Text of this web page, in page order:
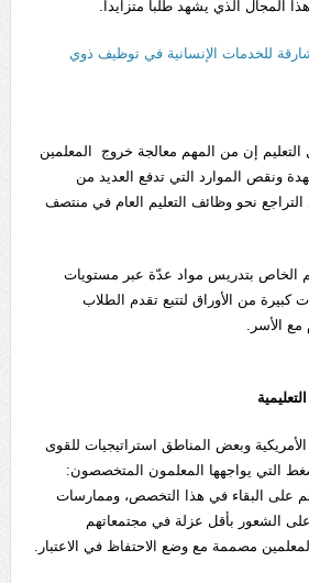
المجال الذي يشهد طلباً متزايداً.
للخدمات الإنسانية في توظيف ذوي
إن من المهم معالجة خروج المعلمين
ونقص الموارد التي تدفع العديد من
نحو وظائف التعليم العام في منتصف
الخاص بتدريس مواد عدّة عبر مستويات
كبيرة من الأوراق لتتبع تقدم الطلاب
الأسر.
وبعض المناطق استراتيجيات للقوى
التي يواجهها المعلمون المتخصصون:
على البقاء في هذا التخصص، وممارسات
الشعور بأقل عزلة في مجتمعاتهم
مصممة مع وضع الاحتفاظ في الاعتبار.